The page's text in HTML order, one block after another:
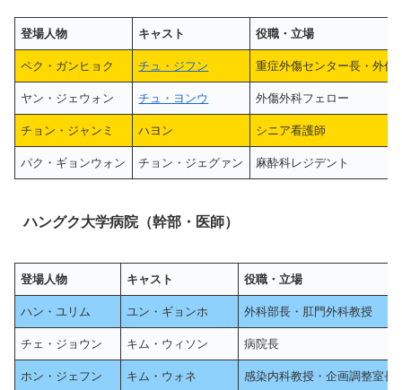
登場人物 キャスト 役職・立場
ペク・ガンヒョク チュ・ジフン 重症外傷センター長・外傷
ヤン・ジェウォン チュ・ヨンウ 外傷外科フェロー
チョン・ジャンミ ハヨン シニア看護師
パク・ギョンウォン チョン・ジェグァン 麻酔科レジデント
ハングク大学病院（幹部・医師）
登場人物 キャスト 役職・立場
ハン・ユリム ユン・ギョンホ 外科部長・肛門外科教授
チェ・ジョウン キム・ウィソン 病院長
ホン・ジェフン キム・ウォネ 感染内科教授・企画調整室長